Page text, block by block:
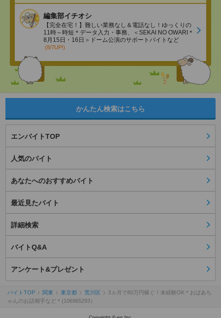
編集部イチオシ
【完全在宅！】難しい業務なし＆電話なし！ゆっくりの
11時～時短＊データ入力・事務、＜SEKAI NO OWARI＊
8月15日・16日＞ドーム公演のサポートバイトなど
(8/7UP!)
かんたん検索はこちら
エンバイトTOP
人気のバイト
あなたへのおすすめバイト
最近見たバイト
詳細検索
バイトQ&A
アンケート&プレゼント
バイトTOP 関東 東京都 荒川区
3ヵ月で80万円稼ぐ！未経験OK＊おばあち
ゃんのお話相手など＊(106965293）